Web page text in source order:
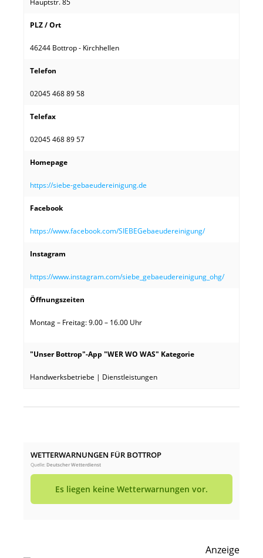
PLZ / Ort
46244 Bottrop - Kirchhellen
Telefon
02045 468 89 58
Telefax
02045 468 89 57
Homepage
https://siebe-gebaeudereinigung.de
Facebook
https://www.facebook.com/SIEBEGebaeudereinigung/
Instagram
https://www.instagram.com/siebe_gebaeudereinigung_ohg/
Öffnungszeiten
Montag – Freitag: 9.00 – 16.00 Uhr
"Unser Bottrop"-App "WER WO WAS" Kategorie
Handwerksbetriebe | Dienstleistungen
WETTERWARNUNGEN FÜR BOTTROP
Quelle:Deutscher Wetterdienst
Es liegen keine Wetterwarnungen vor.
Anzeige